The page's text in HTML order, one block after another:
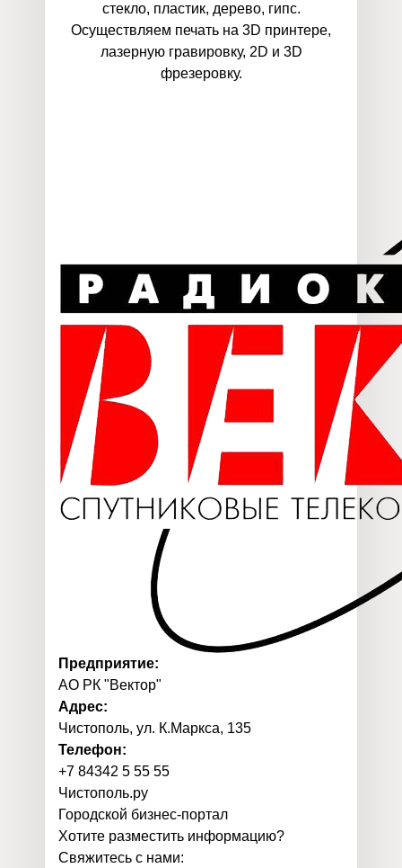
стекло, пластик, дерево, гипс.
Осуществляем печать на 3D принтере,
лазерную гравировку, 2D и 3D
фрезеровку.
Предприятие:
АО РК "Вектор"
Адрес:
Чистополь, ул. К.Маркса, 135
Телефон:
+7 84342 5 55 55
Чистополь.ру
Городской бизнес-портал
Хотите разместить информацию?
Свяжитесь с нами: